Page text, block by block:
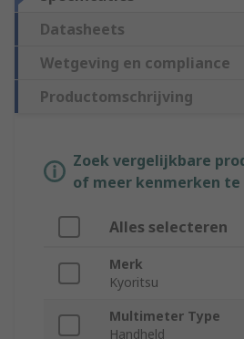
Datasheets
Wetgeving en compliance
Productomschrijving
Zoek vergelijkbare
of meer kenmerken
Alles selecteren
Merk
Kyoritsu
Multimeter Type
Handheld